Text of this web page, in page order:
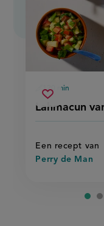
Lahmacun
voorbereidingstijd
120 min
Een recept van
Perry de Man
Sla
lahmacun
van
perry